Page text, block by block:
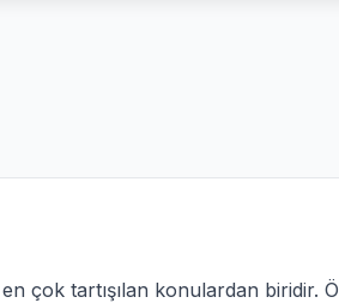
çok tartışılan konulardan biridir.